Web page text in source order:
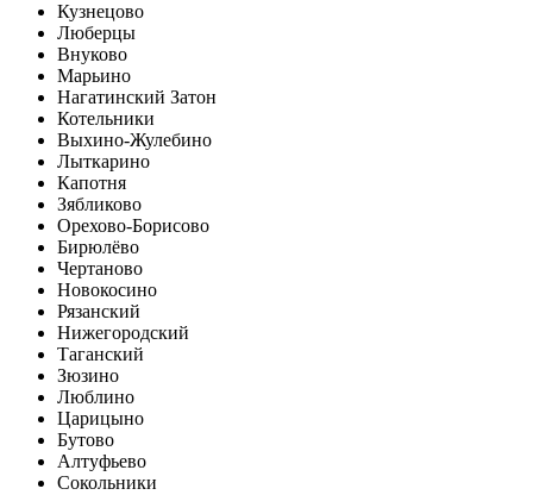
Кузнецово
Люберцы
Внуково
Марьино
Нагатинский Затон
Котельники
Выхино-Жулебино
Лыткарино
Капотня
Зябликово
Орехово-Борисово
Бирюлёво
Чертаново
Новокосино
Рязанский
Нижегородский
Таганский
Зюзино
Люблино
Царицыно
Бутово
Алтуфьево
Сокольники